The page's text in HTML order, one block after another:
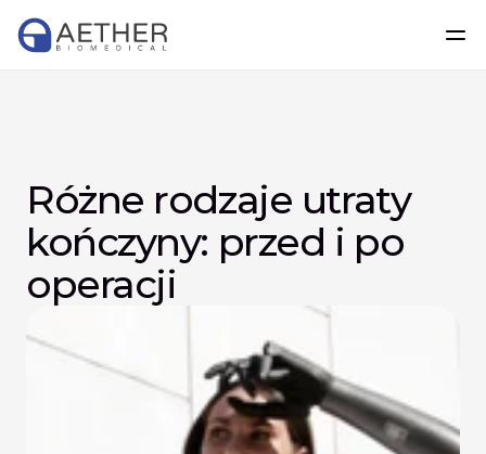
Różne rodzaje utraty
kończyny: przed i po
operacji